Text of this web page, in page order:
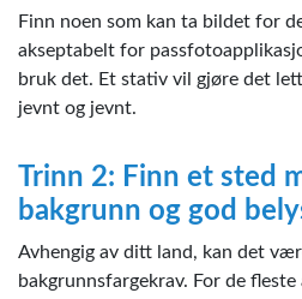
Finn noen som kan ta bildet for
akseptabelt for
bruk det. Et stativ vil gjøre det
jevnt og jevnt.
Trinn 2: Finn et sted
bakgrunn og god
Avhengig av ditt land, kan det
bakgrunnsfargekrav. For de fleste